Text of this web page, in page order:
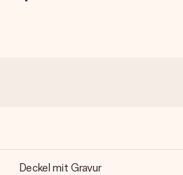
Deckel mit Gravur